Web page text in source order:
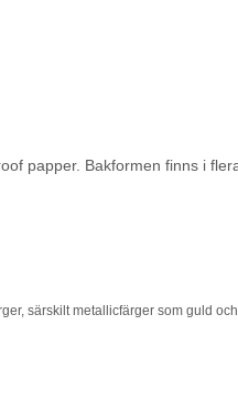
papper. Bakformen finns i
särskilt metallicfärger som guld